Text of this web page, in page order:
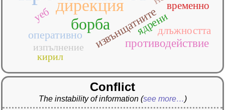
дирекция
борбаизвънщатнитепротиводействие
оперативно ядрени
временно
длъжността
уеб
изпълнение
кирил
Conflict
The instability of information (see more…)